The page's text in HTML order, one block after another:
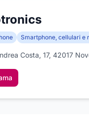
Smartphone, cellulari e
Costa, 17, 42017